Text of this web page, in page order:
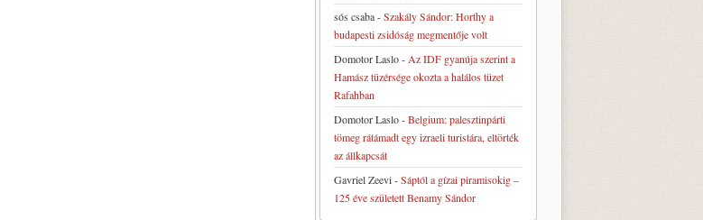
sós csaba-Szakály Sándor: Horthy a
budapesti zsidóság megmentője volt
Domotor Laslo- Az IDF gyanúja szerint a
Hamász tüzérsége okozta a halálos tüzet
Rafahban
Domotor Laslo-Belgium: palesztinpárti
tömeg rátámadt egy izraeli turistára, eltörték
az állkapcsát
Gavriel Zeevi-Sáptól a gízai piramisokig –
125 éve született Benamy Sándor